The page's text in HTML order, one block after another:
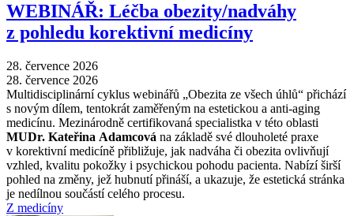
WEBINÁŘ: Léčba obezity/nadváhy
z pohledu korektivní medicíny
28. července 2026
28. července 2026
Multidisciplinární cyklus webinářů „Obezita ze všech úhlů“ přichází
s novým dílem, tentokrát zaměřeným na estetickou a anti-aging
medicínu. Mezinárodně certifikovaná specialistka v této oblasti
MUDr. Kateřina Adamcová na základě své dlouholeté praxe
v korektivní medicíně přibližuje, jak nadváha či obezita ovlivňují
vzhled, kvalitu pokožky i psychickou pohodu pacienta. Nabízí širší
pohled na změny, jež hubnutí přináší, a ukazuje, že estetická stránka
je nedílnou součástí celého procesu.
Z medicíny